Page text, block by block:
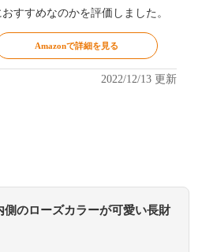
すすめなのかを評価しました。
Amazonで詳細を見る
2022/12/13 更新
のローズカラーが可愛い長財